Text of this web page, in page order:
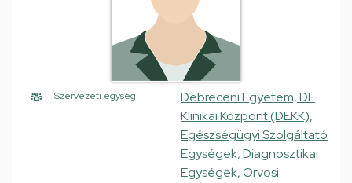
Szervezeti egység
Debreceni Egyetem, DE
Klinikai Központ (DEKK),
Egészségügyi Szolgáltató
Egységek, Diagnosztikai
Egységek, Orvosi